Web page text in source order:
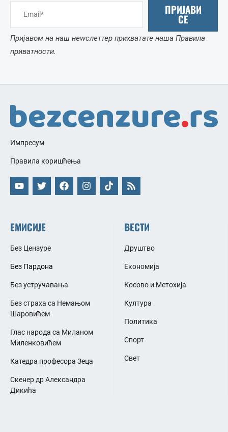
ПРИЈАВИ
СЕ
Пријавом на наш неwслеттер прихватате наша Правила
приватности.
Импресум
Правила коришћења
ЕМИСИЈЕ
Без Цензуре
Без Пардона
Без устручавања
Без страха са Немањом
Шаровићем
Глас народа са Миланом
Миленковићем
Катедра професора Зеца
Скенер др Александра
Дикића
ВЕСТИ
Друштво
Економија
Косово и Метохија
Култура
Политика
Спорт
Свет